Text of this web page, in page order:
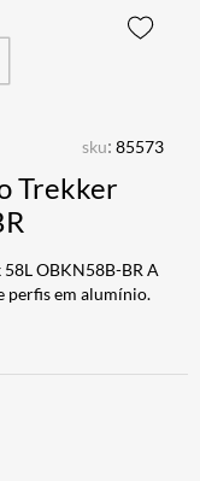
sku: 85573
Trekker
OBKN58B-BR A
perfis em alumínio.